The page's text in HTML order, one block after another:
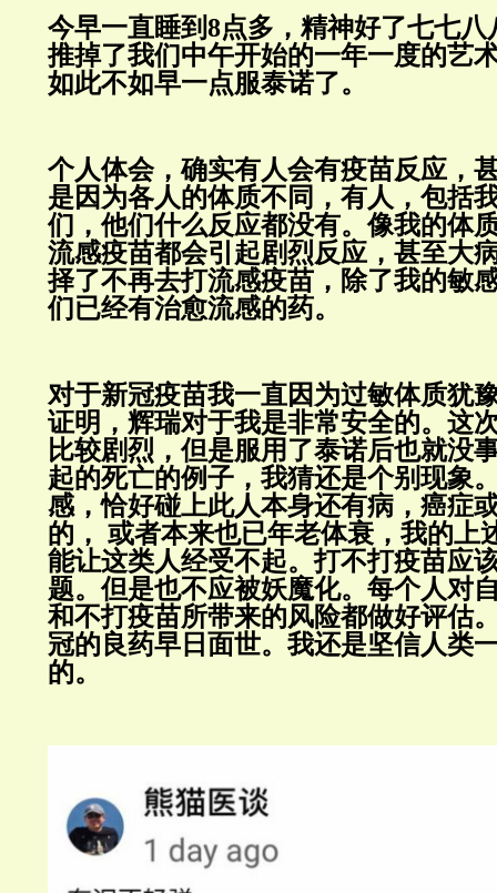
今早一直睡到8点多，精神好了七七
推掉了我们中午开始的一年一度的艺
如此不如早一点服泰诺了。
个人体会，确实有人会有疫苗反应，
是因为各人的体质不同，有人，包括
们，他们什么反应都没有。像我的体
流感疫苗都会引起剧烈反应，甚至大
择了不再去打流感疫苗，除了我的敏
们已经有治愈流感的药。
对于新冠疫苗我一直因为过敏体质犹
证明，辉瑞对于我是非常安全的。这
比较剧烈，但是服用了泰诺后也就没
起的死亡的例子，我猜还是个别现象
感，恰好碰上此人本身还有病，癌症
的， 或者本来也已年老体衰，我的上
能让这类人经受不起。打不打疫苗应
题。但是也不应被妖魔化。每个人对
和不打疫苗所带来的风险都做好评估
冠的良药早日面世。我还是坚信人类
的。